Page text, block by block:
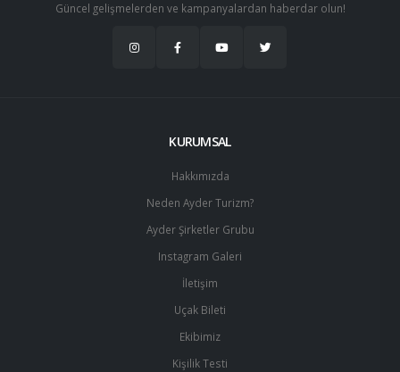
Güncel gelişmelerden ve kampanyalardan haberdar olun!
KURUMSAL
Hakkımızda
Neden Ayder Turizm?
Ayder Şirketler Grubu
Instagram Galeri
İletişim
Uçak Bileti
Ekibimiz
Kişilik Testi